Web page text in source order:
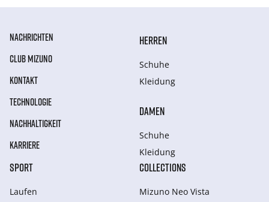
NACHRICHTEN
CLUB MIZUNO
KONTAKT
TECHNOLOGIE
NACHHALTIGKEIT
KARRIERE
HERREN
Schuhe
Kleidung
DAMEN
Schuhe
Kleidung
SPORT
Laufen
COLLECTIONS
Mizuno Neo Vista